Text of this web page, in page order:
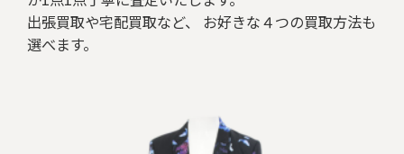
出張買取や宅配買取など、 お好きな４つの買取方法も
選べます。